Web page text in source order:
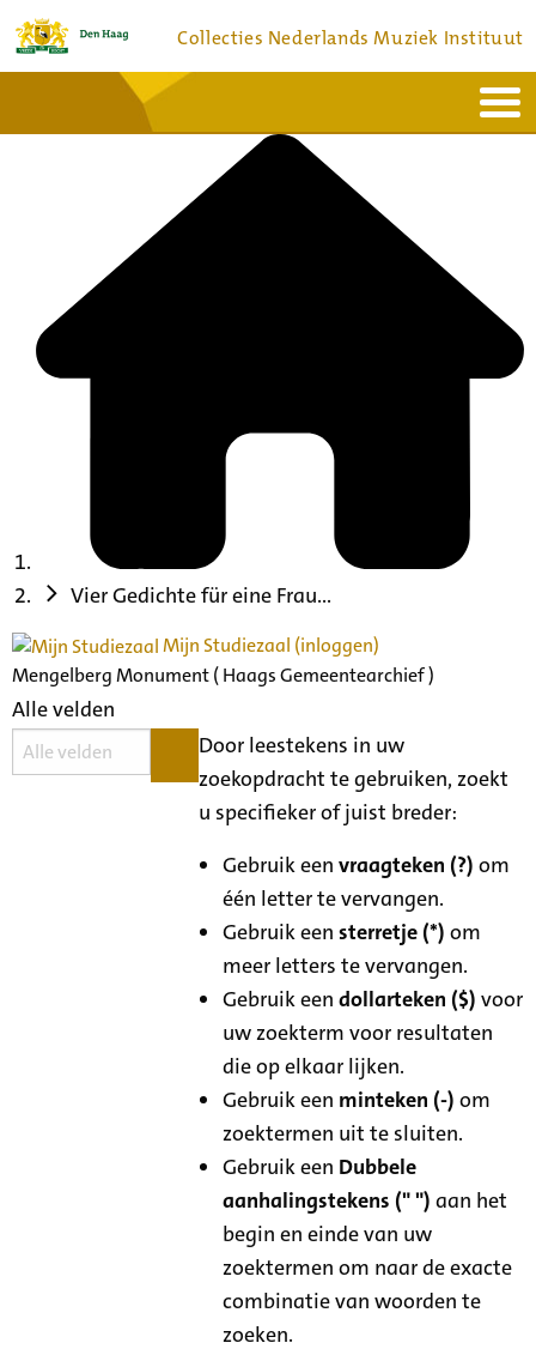
Collecties Nederlands Muziek Instituut
Bronnen en collecties
Vier Gedichte für eine Frau...
Mijn Studiezaal (inloggen)
Mengelberg Monument ( Haags Gemeentearchief )
Alle velden
Door leestekens in uw
zoekopdracht te gebruiken, zoekt
u specifieker of juist breder:
Gebruik eenvraagteken (?) om
één letter te vervangen.
Gebruik eensterretje (*) om
meer letters te vervangen.
Gebruik eendollarteken ($) voor
uw zoekterm voor resultaten
die op elkaar lijken.
Gebruik een minteken (-) om
zoektermen uit te sluiten.
Gebruik een Dubbele
aanhalingstekens (" ") aan het
begin en einde van uw
zoektermen om naar de exacte
combinatie van woorden te
zoeken.